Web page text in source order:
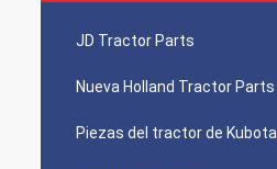
JD Tractor Parts
Nueva Holland Tractor Parts
Piezas del tractor de Kubota